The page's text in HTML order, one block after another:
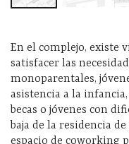
En el complejo, existe
satisfacer las
monoparentales,
asistencia a la
becas o jóvenes con
baja de la residencia
espacio de coworking